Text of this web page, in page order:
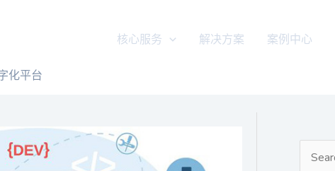
核心服务 解决方案 案例中心
化平台